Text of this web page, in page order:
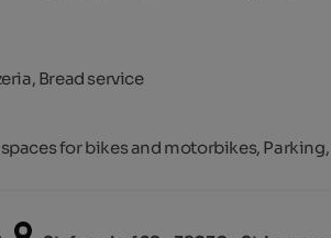
Bread service
spaces for bikes and motorbikes, Parking,